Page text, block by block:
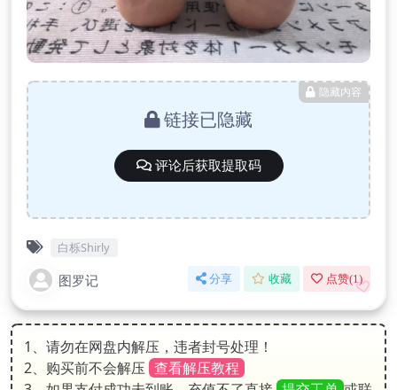
隐藏内容
链接已隐藏
评论后获取提取码
白栎Shirly
图罗记 分享 收藏 点赞(1 )
1、请勿在网盘内解压，违者封号处理！
2、购买前不会解压 查看解压教程